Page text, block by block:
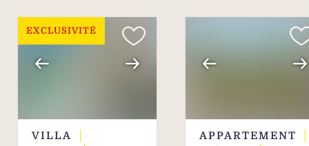
EXCLUSIVITÉ
VILLA
APPARTEMENT